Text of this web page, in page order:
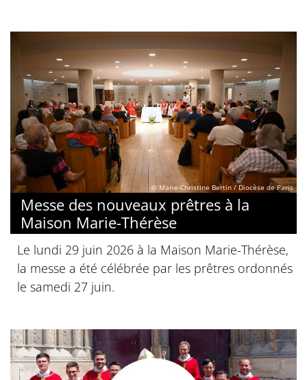
© Marie-Christine Bertin / Diocèse de Paris
Messe des nouveaux prêtres à la
Maison Marie-Thérèse
Le lundi 29 juin 2026 à la Maison Marie-Thérèse,
la messe a été célébrée par les prêtres ordonnés
le samedi 27 juin.